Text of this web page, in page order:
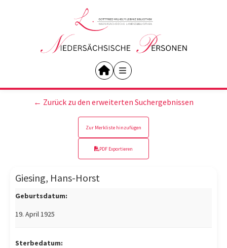
← Zurück zu den erweiterten Suchergebnissen
Zur Merkliste hinzufügen
PDF Exportieren
Giesing, Hans-Horst
Geburtsdatum:
19. April 1925
Sterbedatum: